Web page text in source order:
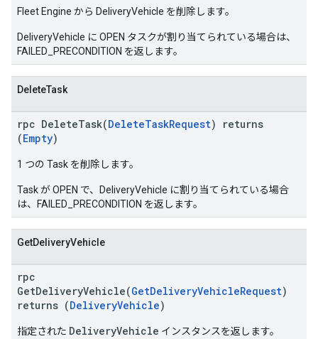
Fleet Engine から DeliveryVehicle を削除します。
DeliveryVehicle に OPEN タスクが割り当てられている場合は、
FAILED_PRECONDITION を返します。
DeleteTask
rpc DeleteTask(DeleteTaskRequest) returns
(Empty)
1 つの Task を削除します。
Task が OPEN で、DeliveryVehicle に割り当てられている場合
は、FAILED_PRECONDITION を返します。
GetDeliveryVehicle
rpc
GetDeliveryVehicle(GetDeliveryVehicleRequest)
returns (DeliveryVehicle)
指定された DeliveryVehicle インスタンスを返します。